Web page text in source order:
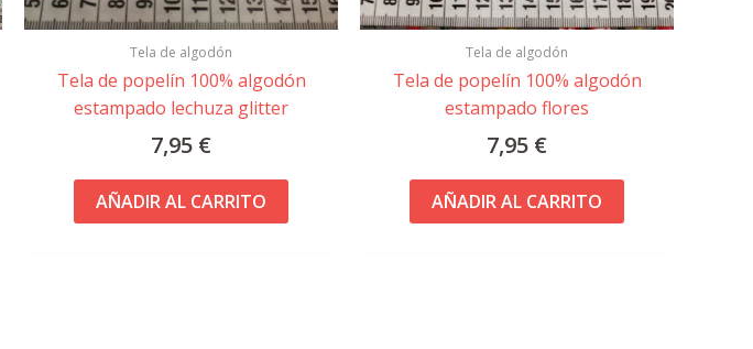
Tela de algodón
Tela de popelín 100% algodón
estampado lechuza glitter
7,95 €
AÑADIR AL CARRITO
Tela de algodón
Tela de popelín 100% algodón
estampado flores
7,95 €
AÑADIR AL CARRITO